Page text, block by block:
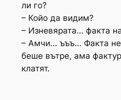
ли го?
– Койо да видим?
– Изневярата… факта
– Амчи… ъъъ… Факта
беше вътре, ама
клатят.